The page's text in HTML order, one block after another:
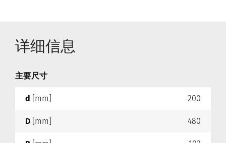
详细信息
主要尺寸
d [mm] 200
D [mm] 480